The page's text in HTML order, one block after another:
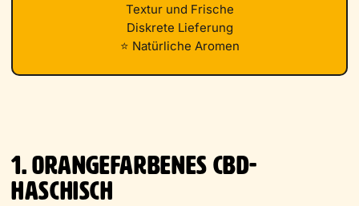
Textur und Frische
Diskrete Lieferung
⭐ Natürliche Aromen
1. ORANGEFARBENES CBD-
HASCHISCH